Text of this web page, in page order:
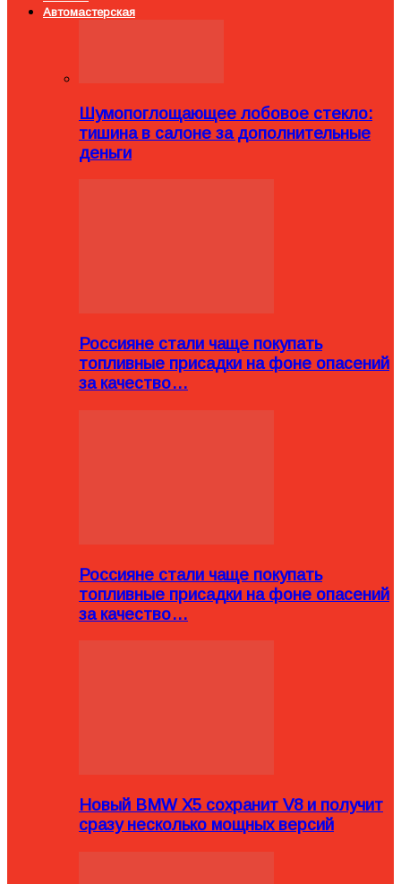
Автомастерская
Шумопоглощающее лобовое стекло:
тишина в салоне за дополнительные
деньги
Россияне стали чаще покупать
топливные присадки на фоне опасений
за качество…
Россияне стали чаще покупать
топливные присадки на фоне опасений
за качество…
Новый BMW X5 сохранит V8 и получит
сразу несколько мощных версий